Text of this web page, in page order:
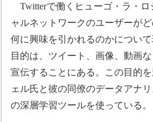
Twitterで働くヒューゴ・ラ・ロ
ャルネットワークのユーザーが
何に興味を引かれるのかについ
目的は、ツイート、画像、動画
宣伝することにある。この目的
ェル氏と彼の同僚のデータアナ
の深層学習ツールを使っている。